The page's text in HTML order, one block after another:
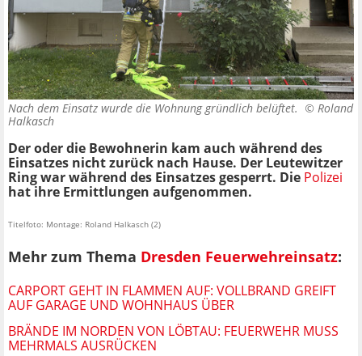
Nach dem Einsatz wurde die Wohnung gründlich belüftet. © Roland
Halkasch
Der oder die Bewohnerin kam auch während des
Einsatzes nicht zurück nach Hause. Der Leutewitzer
Ring war während des Einsatzes gesperrt. Die Polizei
hat ihre Ermittlungen aufgenommen.
Titelfoto: Montage: Roland Halkasch (2)
Mehr zum Thema Dresden Feuerwehreinsatz:
CARPORT GEHT IN FLAMMEN AUF: VOLLBRAND GREIFT
AUF GARAGE UND WOHNHAUS ÜBER
BRÄNDE IM NORDEN VON LÖBTAU: FEUERWEHR MUSS
MEHRMALS AUSRÜCKEN